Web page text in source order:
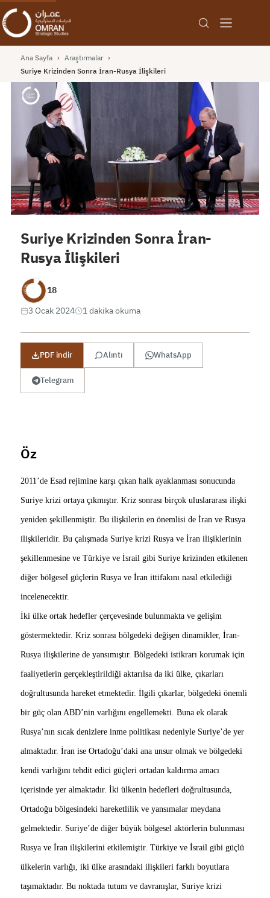
Ana Sayfa › Araştırmalar ›
Suriye Krizinden Sonra İran-Rusya İlişkileri
Suriye Krizinden Sonra İran-
Rusya İlişkileri
18
3 Ocak 2024
1 dakika okuma
PDF indir Alıntı WhatsApp
Telegram
Öz
2011’de Esad rejimine karşı çıkan halk ayaklanması sonucunda
Suriye krizi ortaya çıkmıştır. Kriz sonrası birçok uluslararası ilişki
yeniden şekillenmiştir. Bu ilişkilerin en önemlisi de İran ve Rusya
ilişkileridir. Bu çalışmada Suriye krizi Rusya ve İran ilişiklerinin
şekillenmesine ve Türkiye ve İsrail gibi Suriye krizinden etkilenen
diğer bölgesel güçlerin Rusya ve İran ittifakını nasıl etkilediği
incelenecektir.
İki ülke ortak hedefler çerçevesinde bulunmakta ve gelişim
göstermektedir. Kriz sonrası bölgedeki değişen dinamikler, İran-
Rusya ilişkilerine de yansımıştır. Bölgedeki istikrarı korumak için
faaliyetlerin gerçekleştirildiği aktarılsa da iki ülke, çıkarları
doğrultusunda hareket etmektedir. İlgili çıkarlar, bölgedeki önemli
bir güç olan ABD’nin varlığını engellemekti. Buna ek olarak
Rusya’nın sıcak denizlere inme politikası nedeniyle Suriye’de yer
almaktadır. İran ise Ortadoğu’daki ana unsur olmak ve bölgedeki
kendi varlığını tehdit edici güçleri ortadan kaldırma amacı
içerisinde yer almaktadır. İki ülkenin hedefleri doğrultusunda,
Ortadoğu bölgesindeki hareketlilik ve yansımalar meydana
gelmektedir. Suriye’de diğer büyük bölgesel aktörlerin bulunması
Rusya ve İran ilişkilerini etkilemiştir. Türkiye ve İsrail gibi güçlü
ülkelerin varlığı, iki ülke arasındaki ilişkileri farklı boyutlara
taşımaktadır. Bu noktada tutum ve davranışlar, Suriye krizi